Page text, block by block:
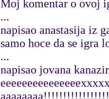
Moj komentar o ovoj
...
napisao anastasija iz
samo hoce da se igra
...
napisao jovana